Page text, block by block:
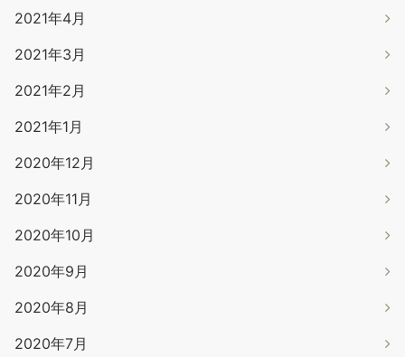
2021年4月
2021年3月
2021年2月
2021年1月
2020年12月
2020年11月
2020年10月
2020年9月
2020年8月
2020年7月